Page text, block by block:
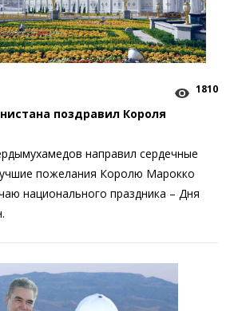
1810
поздравил Короля
направил сердечные
пожелания Королю Марокко
национального праздника – Дня